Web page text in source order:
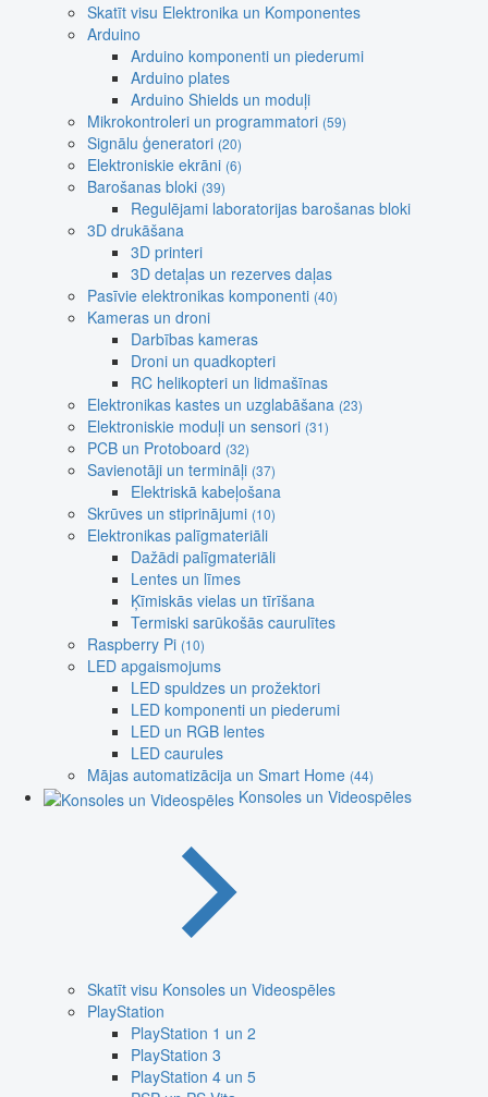
Skatīt visu Elektronika un Komponentes
Arduino
Arduino komponenti un piederumi
Arduino plates
Arduino Shields un moduļi
Mikrokontroleri un programmatori (59)
Signālu ģeneratori (20)
Elektroniskie ekrāni (6)
Barošanas bloki (39)
Regulējami laboratorijas barošanas bloki
3D drukāšana
3D printeri
3D detaļas un rezerves daļas
Pasīvie elektronikas komponenti (40)
Kameras un droni
Darbības kameras
Droni un quadkopteri
RC helikopteri un lidmašīnas
Elektronikas kastes un uzglabāšana (23)
Elektroniskie moduļi un sensori (31)
PCB un Protoboard (32)
Savienotāji un termināļi (37)
Elektriskā kabeļošana
Skrūves un stiprinājumi (10)
Elektronikas palīgmateriāli
Dažādi palīgmateriāli
Lentes un līmes
Ķīmiskās vielas un tīrīšana
Termiski sarūkošās caurulītes
Raspberry Pi (10)
LED apgaismojums
LED spuldzes un prožektori
LED komponenti un piederumi
LED un RGB lentes
LED caurules
Mājas automatizācija un Smart Home (44)
Konsoles un Videospēles
Skatīt visu Konsoles un Videospēles
PlayStation
PlayStation 1 un 2
PlayStation 3
PlayStation 4 un 5